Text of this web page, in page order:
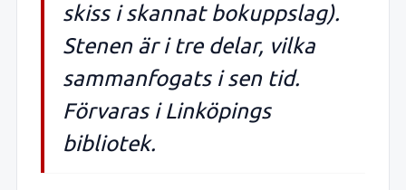
skiss i skannat bokuppslag).
Stenen är i tre delar, vilka
sammanfogats i sen tid.
Förvaras i Linköpings
bibliotek.